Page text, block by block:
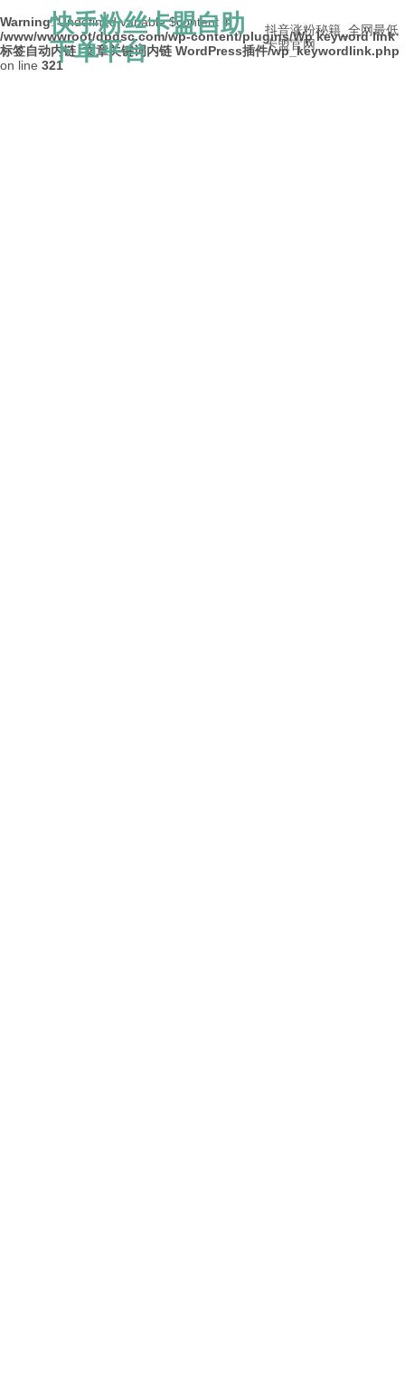
Warning: Undefined variable $content in
/www/wwwroot/dpdsc.com/wp-content/plugins/Wp keyword link
标签自动内链_文章关键词内链 WordPress插件/wp_keywordlink.php
on line 321
快手粉丝卡盟自助
下单平台
抖音涨粉秘籍_全网最低
卡盟官网